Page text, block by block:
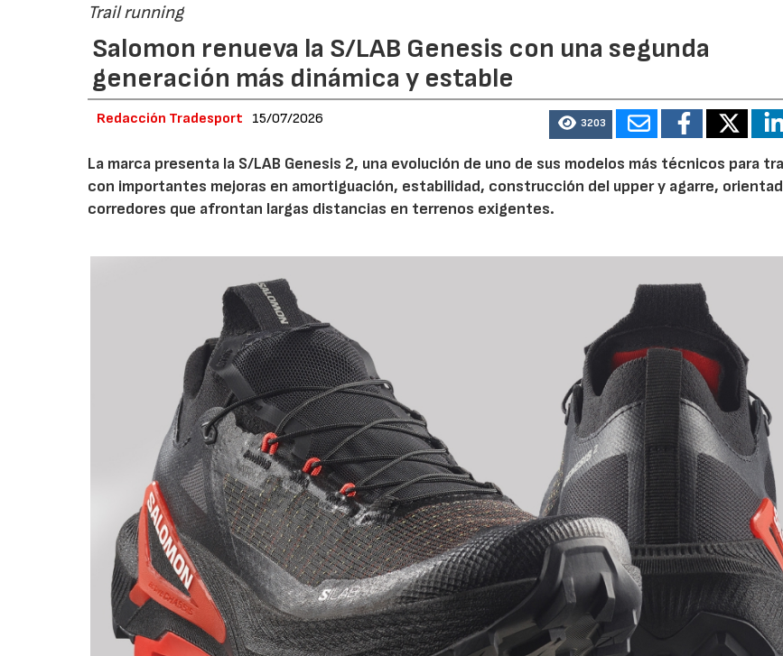
Trail running
Salomon renueva la S/LAB Genesis con una segunda
generación más dinámica y estable
Redacción Tradesport 15/07/2026 3203
La marca presenta la S/LAB Genesis 2, una evolución de uno de sus modelos más técnicos para
con importantes mejoras en amortiguación, estabilidad, construcción del upper y agarre,
corredores que afrontan largas distancias en terrenos exigentes.